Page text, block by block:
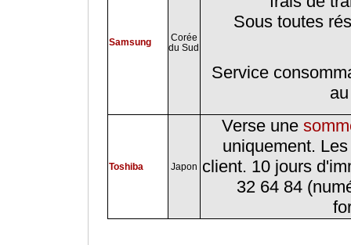
Samsung
Corée
du Sud
Sous toutes
Service
Toshiba Japon
Verse une
uniquement.
client. 10 jours
32 64 84